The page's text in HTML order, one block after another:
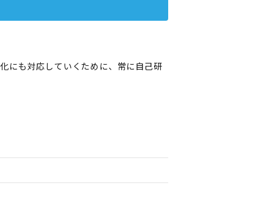
にも対応していくために、常に自己研